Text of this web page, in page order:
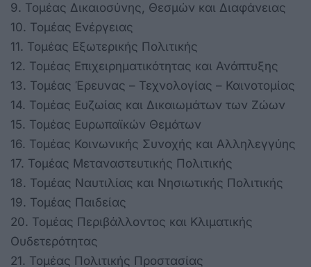
9. Τομέας Δικαιοσύνης, Θεσμών και Διαφάνειας
10. Τομέας Ενέργειας
11. Τομέας Εξωτερικής Πολιτικής
12. Τομέας Επιχειρηματικότητας και Ανάπτυξης
13. Τομέας Έρευνας – Τεχνολογίας – Καινοτομίας
14. Τομέας Ευζωίας και Δικαιωμάτων των Ζώων
15. Τομέας Ευρωπαϊκών Θεμάτων
16. Τομέας Κοινωνικής Συνοχής και Αλληλεγγύης
17. Τομέας Μεταναστευτικής Πολιτικής
18. Τομέας Ναυτιλίας και Νησιωτικής Πολιτικής
19. Τομέας Παιδείας
20. Τομέας Περιβάλλοντος και Κλιματικής
Ουδετερότητας
21. Τομέας Πολιτικής Προστασίας